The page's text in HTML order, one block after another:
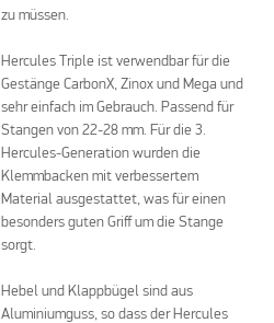
zu müssen.
Hercules Triple ist verwendbar für die
Gestänge CarbonX, Zinox und Mega und
sehr einfach im Gebrauch. Passend für
Stangen von 22-28 mm. Für die 3.
Hercules-Generation wurden die
Klemmbacken mit verbessertem
Material ausgestattet, was für einen
besonders guten Griff um die Stange
sorgt.
Hebel und Klappbügel sind aus
Aluminiumguss, so dass der Hercules